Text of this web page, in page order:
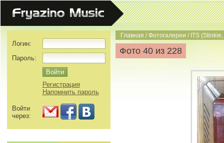
Главная /Фотогалереи / ITS (Stinkie,
Фото 40 из 228
Логин:
Пароль:
Регистрация
Напомнить пароль
Войти
через: